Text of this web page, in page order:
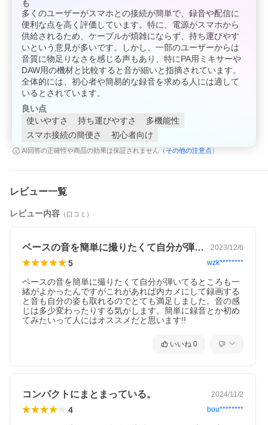
HEADPHONE/SMARTPHONE OUTつまみ
LOOP BACKスイッチ
PAD GUITAR/BASSスイッチ
PHANTOM POWERスイッチ
BATTERYスイッチ
インジケータ POWERインジケーター
PEAKインジケーター
電源
USB端子から取得
アルカリ電池（単4形）×4
充電式ニッケル水素電池（単4形）×4
消費電流
連続使用可能
アルカリ電池：約4時間
※BATTERYスイッチがONの場合。
※電池の仕様、容量、使用状態によって異なりま
す。
付属品
「PDFマニュアルの入手方法」ご案内チラシ（保証
Lightning to USBマイクロBタイプ・ケーブル
USB Type-C（TM）to USBマイクロBタイプ・ケー
3.5mm TRRS オーディオ・ケーブル
も
多くのユーザーがスマホとの接続が簡単で、録音や配信に
便利な点を高く評価しています。特に、電源がスマホから
供給されるため、ケーブルが煩雑にならず、持ち運びやす
いという意見が多いです。しかし、一部のユーザーからは
音質に物足りなさを感じる声もあり、特にPA用ミキサーや
DAW用の機材と比較すると音が細いと指摘されています。
全体的には、初心者や簡易的な録音を求める人には適して
いるとされています。
良い点
使いやすさ
持ち運びやすさ
多機能性
スマホ接続の簡便さ
初心者向け
AI回答の正確性や商品の効果は保証されません（ その他の注意点 ）
レビュー一覧
レビュー内容 （口コミ）
ベースの音を簡単に撮りたくて自分が弾い… 2023/12/6
5 wzk********
ベースの音を簡単に撮りたくて自分が弾いてるところも一
緒がよかったんですがこれがあれば内カメにして録画する
と音も自分の姿も取れるのでとても満足しました。音の感
じは多少変わったりする気がします。簡単に録音とか初め
てみたいって人にはオススメだと思います!!
いいね 0
コンパクトにまとまっている。 2024/11/2
4 bou********